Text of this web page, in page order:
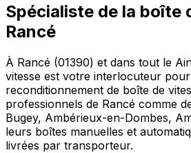
Spécialiste de la boîte
Rancé
À Rancé (01390) et dans tout le
vitesse est votre interlocuteur
reconditionnement de boîte de
professionnels de Rancé comme
Bugey, Ambérieux-en-Dombes,
leurs boîtes manuelles et
livrées par transporteur.